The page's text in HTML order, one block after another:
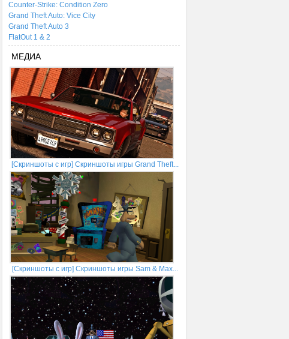
Counter-Strike: Condition Zero
Grand Theft Auto: Vice City
Grand Theft Auto 3
FlatOut 1 & 2
МЕДИА
[Скриншоты с игр] Скриншоты игры Grand Theft...
[Скриншоты с игр] Скриншоты игры Sam & Max...